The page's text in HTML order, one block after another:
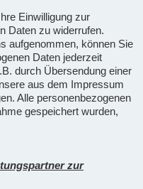
Einwilligung zur
Daten zu widerrufen.
aufgenommen, können Sie
Daten jederzeit
durch Übersendung einer
aus dem Impressum
Alle personenbezogenen
gespeichert wurden,
zur